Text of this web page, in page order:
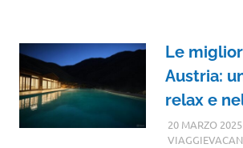
Le
Austria:
relax e
20 MARZO 2025